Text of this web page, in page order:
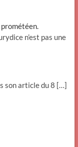
n’est pas une
son article du 8 […]